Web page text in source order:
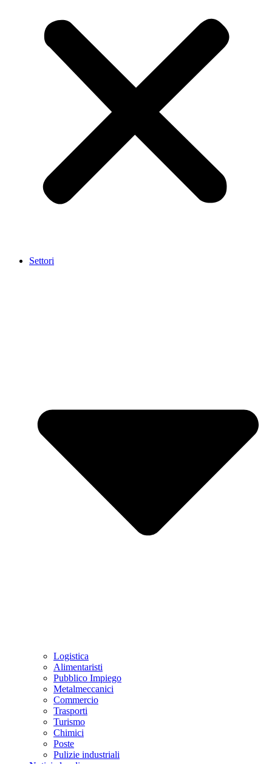
Settori
Logistica
Alimentaristi
Pubblico Impiego
Metalmeccanici
Commercio
Trasporti
Turismo
Chimici
Poste
Pulizie industriali